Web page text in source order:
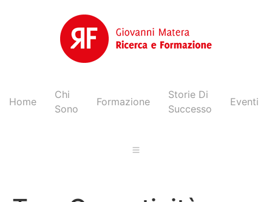
Home
Chi
Sono
Formazione
Storie Di
Successo
Eventi